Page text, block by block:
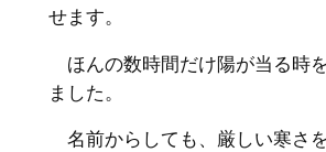
せます。
ほんの数時間だけ陽が当る時
ました。
名前からしても、厳しい寒さ